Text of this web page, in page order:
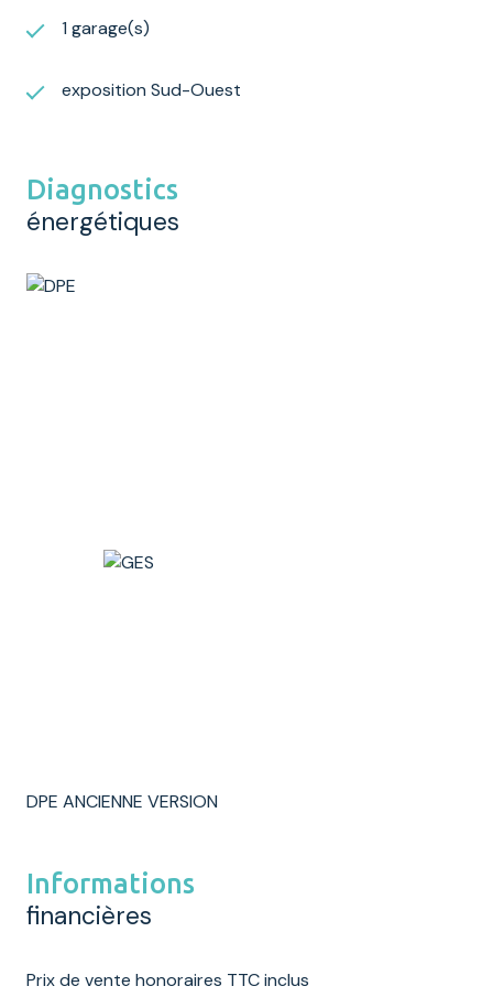
1 garage(s)
exposition Sud-Ouest
Diagnostics
énergétiques
DPE ANCIENNE VERSION
Informations
financières
Prix de vente honoraires TTC inclus